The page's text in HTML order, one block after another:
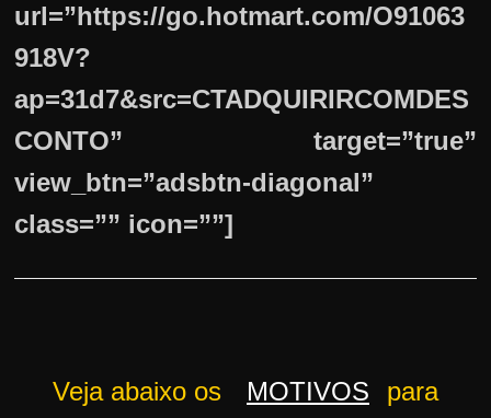
url=”https://go.hotmart.com/O91063
918V?
ap=31d7&src=CTADQUIRIRCOMDES
CONTO” target=”true”
view_btn=”adsbtn-diagonal”
class=”” icon=””]
Veja abaixo os MOTIVOS
para